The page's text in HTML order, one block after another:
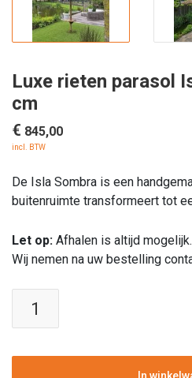
Luxe rieten parasol
cm
€ 845,00
incl. BTW
De Isla Sombra is een
buitenruimte transformeert tot
Let op: Afhalen is altijd
Wij nemen na uw bestelling
rieten
Isla